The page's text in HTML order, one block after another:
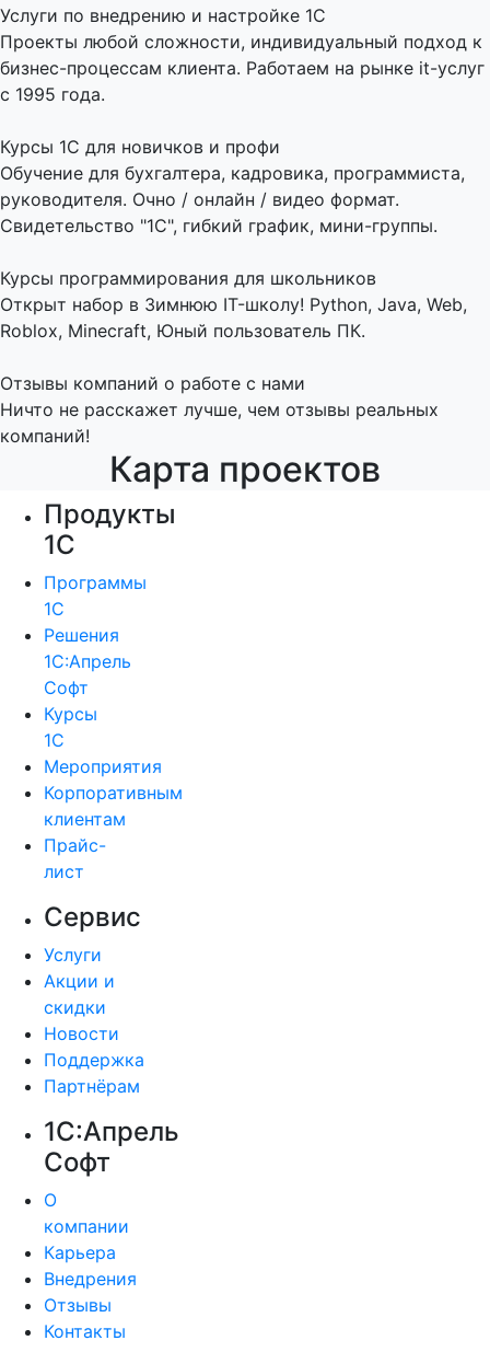
Услуги по внедрению и настройке 1С
Проекты любой сложности, индивидуальный подход к
бизнес-процессам клиента. Работаем на рынке it-услуг
с 1995 года.
Курсы 1С для новичков и профи
Обучение для бухгалтера, кадровика, программиста,
руководителя. Очно / онлайн / видео формат.
Свидетельство "1С", гибкий график, мини-группы.
Курсы программирования для школьников
Открыт набор в Зимнюю IT-школу! Python, Java, Web,
Roblox, Minecraft, Юный пользователь ПК.
Отзывы компаний о работе с нами
Ничто не расскажет лучше, чем отзывы реальных
компаний!
Карта проектов
Продукты
1С
Программы
1С
Решения
1С:Апрель
Софт
Курсы
1С
Мероприятия
Корпоративным
клиентам
Прайс-
лист
Сервис
Услуги
Акции и
скидки
Новости
Поддержка
Партнёрам
1С:Апрель
Софт
О
компании
Карьера
Внедрения
Отзывы
Контакты